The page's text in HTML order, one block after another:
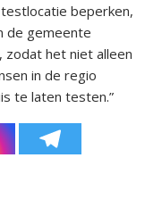
beperken,
de gemeente
het niet alleen
in de regio
te laten testen.”